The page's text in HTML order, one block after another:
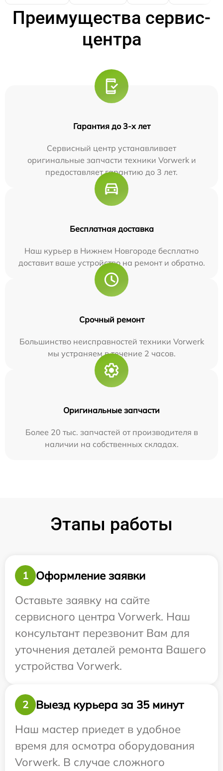
Преимущества сервис-
центра
Гарантия до 3-х лет
Сервисный центр устанавливает
оригинальные запчасти техники Vorwerk и
предоставляет гарантию до 3 лет.
Бесплатная доставка
Наш курьер в Нижнем Новгороде бесплатно
доставит ваше устройство на ремонт и обратно.
Срочный ремонт
Большинство неисправностей техники Vorwerk
мы устраняем в течение 2 часов.
Оригинальные запчасти
Более 20 тыс. запчастей от производителя в
наличии на собственных складах.
Этапы работы
1
Оформление заявки
Оставьте заявку на сайте
сервисного центра Vorwerk. Наш
консультант перезвонит Вам для
уточнения деталей ремонта Вашего
устройства Vorwerk.
2
Выезд курьера за 35 минут
Наш мастер приедет в удобное
время для осмотра оборудования
Vorwerk. В случае сложного